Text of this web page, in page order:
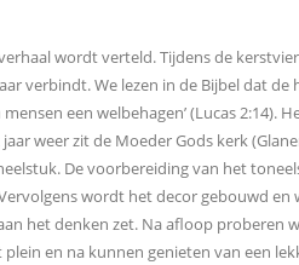
wordt verteld. Tijdens de
verbindt. We lezen in de Bijbel dat
een welbehagen’ (Lucas 2:14).
weer zit de Moeder Gods kerk
De voorbereiding van het
wordt het decor gebouwd
het denken zet. Na afloop proberen
en na kunnen genieten van een